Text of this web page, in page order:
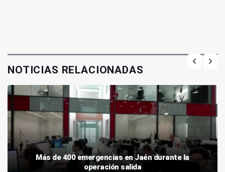
NOTICIAS RELACIONADAS
Más de 400 emergencias en Jaén durante la
operación salida